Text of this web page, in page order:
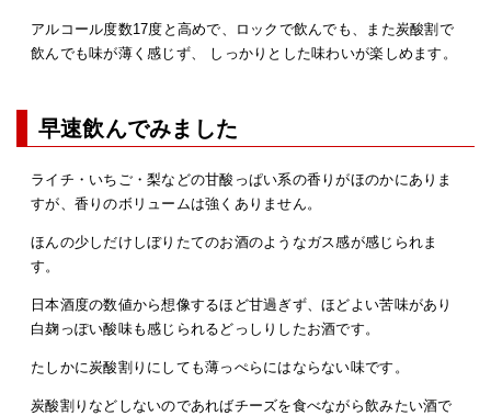
アルコール度数17度と高めで、ロックで飲んでも、また炭酸割で
飲んでも味が薄く感じず、 しっかりとした味わいが楽しめます。
早速飲んでみました
ライチ・いちご・梨などの甘酸っぱい系の香りがほのかにありま
すが、香りのボリュームは強くありません。
ほんの少しだけしぼりたてのお酒のようなガス感が感じられま
す。
日本酒度の数値から想像するほど甘過ぎず、ほどよい苦味があり
白麹っぽい酸味も感じられるどっしりしたお酒です。
たしかに炭酸割りにしても薄っぺらにはならない味です。
炭酸割りなどしないのであればチーズを食べながら飲みたい酒で